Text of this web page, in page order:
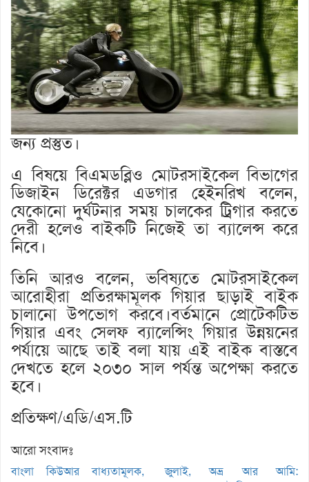
জন্য প্রস্তুত।
এ বিষয়ে বিএমডব্লিও মোটরসাইকেল বিভাগের
ডিজাইন ডিরেক্টর এডগার হেইনরিখ বলেন,
যেকোনো দুর্ঘটনার সময় চালকের ট্রিগার করতে
দেরী হলেও বাইকটি নিজেই তা ব্যালেন্স করে
নিবে।
তিনি আরও বলেন, ভবিষ্যতে মোটরসাইকেল
আরোহীরা প্রতিরক্ষামূলক গিয়ার ছাড়াই বাইক
চালানো উপভোগ করবে।বর্তমানে প্রোটেকটিভ
গিয়ার এবং সেলফ ব্যালেন্সিং গিয়ার উন্নয়নের
পর্যায়ে আছে তাই বলা যায় এই বাইক বাস্তবে
দেখতে হলে ২০৩০ সাল পর্যন্ত অপেক্ষা করতে
হবে।
প্রতিক্ষণ/এডি/এস.টি
আরো সংবাদঃ
বাংলা কিউআর বাধ্যতামূলক,
জুলাই, অভ্র আর আমি: